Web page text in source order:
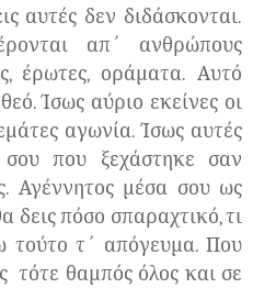
αυτές δεν διδάσκονται.
απ΄ ανθρώπους
έρωτες, οράματα. Αυτό
Ίσως αύριο εκείνες οι
αγωνία. Ίσως αυτές
που ξεχάστηκε σαν
Αγέννητος μέσα σου ως
δεις πόσο σπαραχτικό, τι
τούτο τ΄ απόγευμα. Που
τότε θαμπός όλος και σε